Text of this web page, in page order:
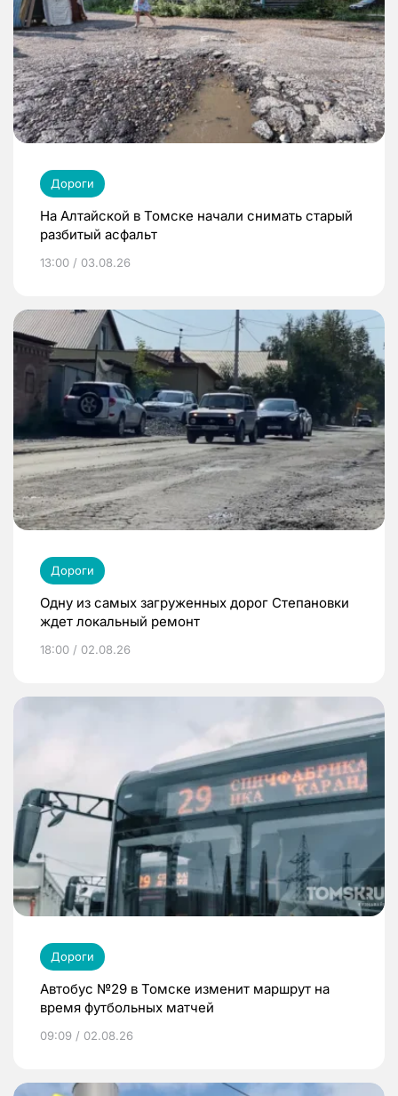
Дороги
На Алтайской в Томске начали снимать старый
разбитый асфальт
13:00 / 03.08.26
Дороги
Одну из самых загруженных дорог Степановки
ждет локальный ремонт
18:00 / 02.08.26
Дороги
Автобус №29 в Томске изменит маршрут на
время футбольных матчей
09:09 / 02.08.26